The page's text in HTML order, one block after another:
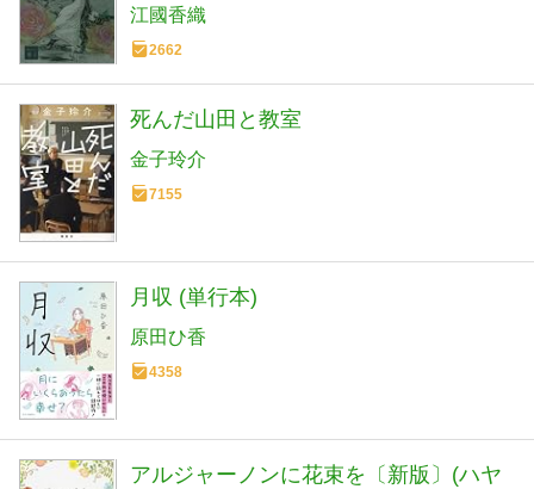
江國香織
2662
死んだ山田と教室
金子玲介
7155
月収 (単行本)
原田ひ香
4358
アルジャーノンに花束を〔新版〕(ハヤ